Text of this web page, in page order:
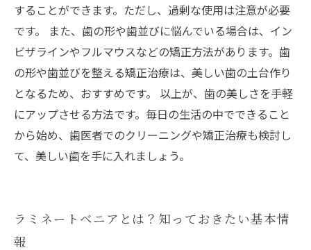
することができます。ただし、過剰な使用は注意が必要
です。 また、歯の形や歯並びに悩んでいる場合は、イン
ビザラインやフルマウスなどの矯正方法があります。歯
の形や歯並びを整える矯正治療は、美しい歯の土台作り
となるため、おすすめです。 以上が、歯の美しさを手軽
にアップさせる方法です。毎日の生活の中でできること
から始め、歯医者でのクリーニングや矯正治療も検討し
て、美しい歯を手に入れましょう。
ラミネートベニアとは？知っておきたい基本情
報